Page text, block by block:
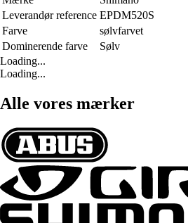
Leverandør reference EPDM520S
Farve
sølvfarvet
Dominerende farve
Sølv
Loading...
Loading...
Alle vores mærker